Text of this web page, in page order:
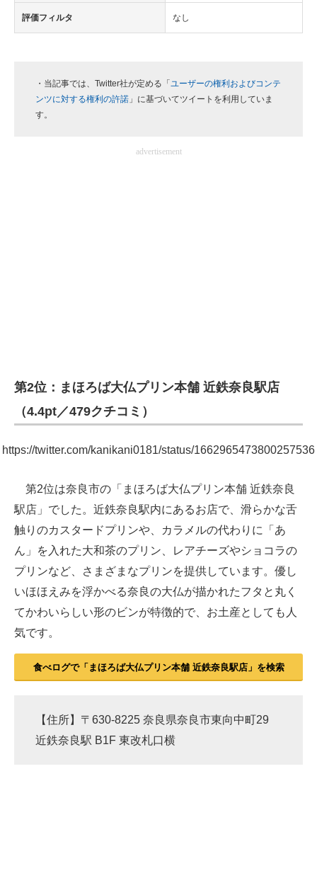
評価フィルタ なし
・当記事では、Twitter社が定める「 ユーザーの権利およびコンテ
ンツに対する権利の許諾 」に基づいてツイートを利用していま
す。
advertisement
第2位：まほろば大仏プリン本舗 近鉄奈良駅店
（4.4pt／479クチコミ）
https://twitter.com/kanikani0181/status/1662965473800257536
第2位は奈良市の「まほろば大仏プリン本舗 近鉄奈良
駅店」でした。近鉄奈良駅内にあるお店で、滑らかな舌
触りのカスタードプリンや、カラメルの代わりに「あ
ん」を入れた大和茶のプリン、レアチーズやショコラの
プリンなど、さまざまなプリンを提供しています。優し
いほほえみを浮かべる奈良の大仏が描かれたフタと丸く
てかわいらしい形のビンが特徴的で、お土産としても人
気です。
食べログで「まほろば大仏プリン本舗 近鉄奈良駅店」を検索
【住所】〒630-8225 奈良県奈良市東向中町29
近鉄奈良駅 B1F 東改札口横